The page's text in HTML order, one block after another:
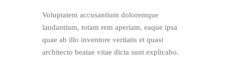
Voluptatem accusantium doloremque
laudantium, totam rem aperiam, eaque ipsa
quae ab illo inventore veritatis et quasi
architecto beatae vitae dicta sunt explicabo.